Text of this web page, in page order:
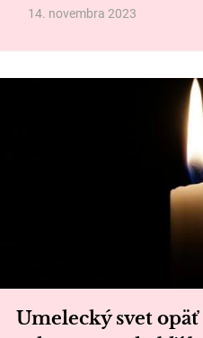
14. novembra 2023
Umelecký svet